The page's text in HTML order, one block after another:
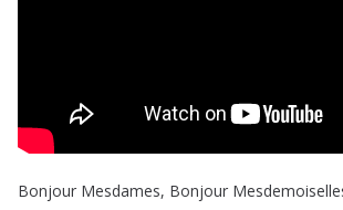
Bonjour Mesdames, Bonjour